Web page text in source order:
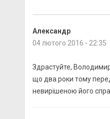
Александр
04 лютого 2016 - 22:35
Здрастуйте,
що два роки тому